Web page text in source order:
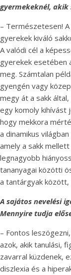
gyermekeknél, akik
– Természetesen! A
gyerekek kiváló
A valódi cél a
gyerekek esetében
meg. Számtalan
gyengén vagy
megy át a sakk
egy komoly kihívást
hogy mekkora
a dinamikus
amely a sakk
legnagyobb
tananyagai közötti
a tantárgyak
A sajátos nevelési
Mennyire tudja
– Fontos
azok, akik tanulási,
zavarral küzdenek,
diszlexia és a